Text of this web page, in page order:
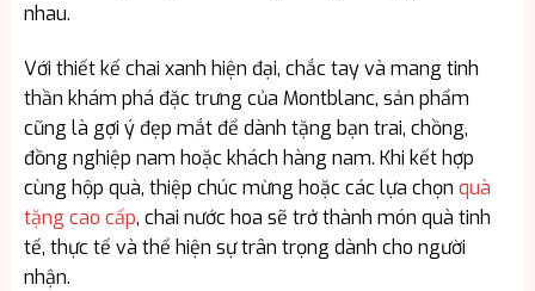
nhau.
Với thiết kế chai xanh hiện đại, chắc tay và mang tinh
thần khám phá đặc trưng của Montblanc, sản phẩm
cũng là gợi ý đẹp mắt để dành tặng bạn trai, chồng,
đồng nghiệp nam hoặc khách hàng nam. Khi kết hợp
cùng hộp quà, thiệp chúc mừng hoặc các lựa chọn quà
tặng cao cấp, chai nước hoa sẽ trở thành món quà tinh
tế, thực tế và thể hiện sự trân trọng dành cho người
nhận.